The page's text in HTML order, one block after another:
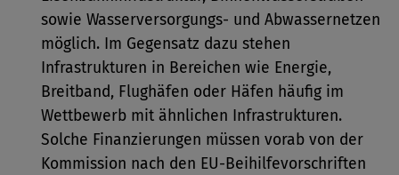
sowie Wasserversorgungs- und Abwassernetzen
möglich. Im Gegensatz dazu stehen
Infrastrukturen in Bereichen wie Energie,
Breitband, Flughäfen oder Häfen häufig im
Wettbewerb mit ähnlichen Infrastrukturen.
Solche Finanzierungen müssen vorab von der
Kommission nach den EU-Beihilfevorschriften